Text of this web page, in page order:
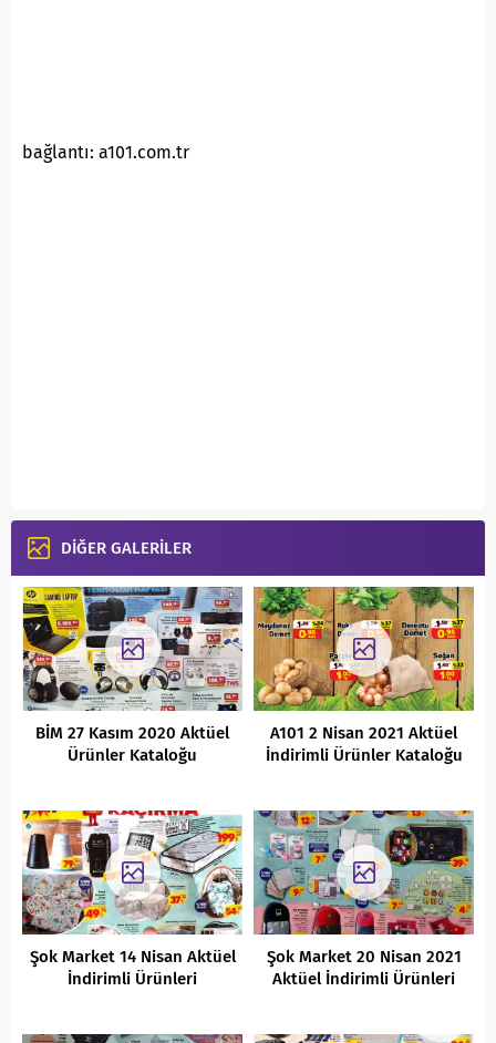
bağlantı: a101.com.tr
DİĞER GALERİLER
BİM 27 Kasım 2020 Aktüel
Ürünler Kataloğu
A101 2 Nisan 2021 Aktüel
İndirimli Ürünler Kataloğu
Şok Market 14 Nisan Aktüel
İndirimli Ürünleri
Şok Market 20 Nisan 2021
Aktüel İndirimli Ürünleri